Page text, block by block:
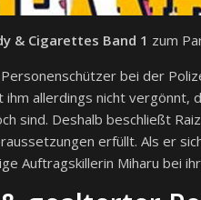
& Cigarettes Band 1 zum
bei der
allerdings nicht vergönnt,
sind. Deshalb beschließt
erfüllt. Als er
Auftragskillerin Miharu bei